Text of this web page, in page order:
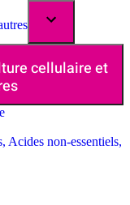
cellulaire et
Acides non-essentiels,